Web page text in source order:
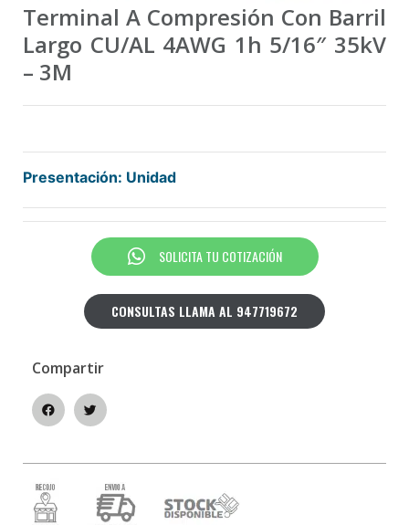
Terminal A Compresión Con Barril
Largo CU/AL 4AWG 1h 5/16″ 35kV
– 3M
Presentación: Unidad
SOLICITA TU COTIZACIÓN
CONSULTAS LLAMA AL 947719672
Compartir